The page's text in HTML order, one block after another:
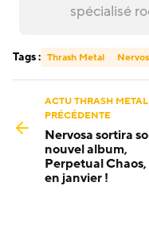
spécialisé
Tags : Thrash Metal
ACTU THRASH METAL
PRÉCÉDENTE
Nervosa sortira
nouvel album,
Perpetual Chaos,
en janvier !